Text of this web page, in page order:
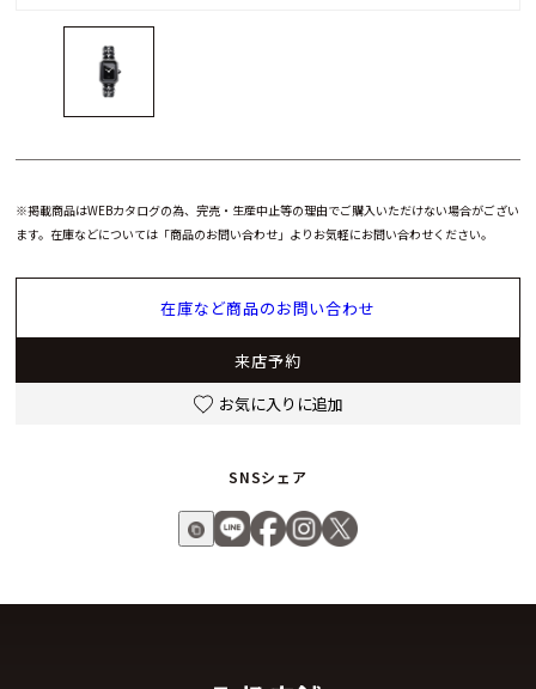
※掲載商品はWEBカタログの為、完売・生産中止等の理由でご購入いただけない場合がござい
ます。在庫などについては「商品のお問い合わせ」よりお気軽にお問い合わせください。
在庫など商品のお問い合わせ
来店予約
お気に入りに追加
SNSシェア